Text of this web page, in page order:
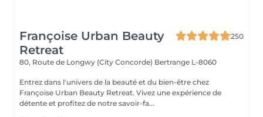
Françoise Urban Beauty
Retreat
250
80, Route de Longwy (City Concorde) Bertrange L-8060
Entrez dans l'univers de la beauté et du bien-être chez
Françoise Urban Beauty Retreat. Vivez une expérience de
détente et profitez de notre savoir-fa...